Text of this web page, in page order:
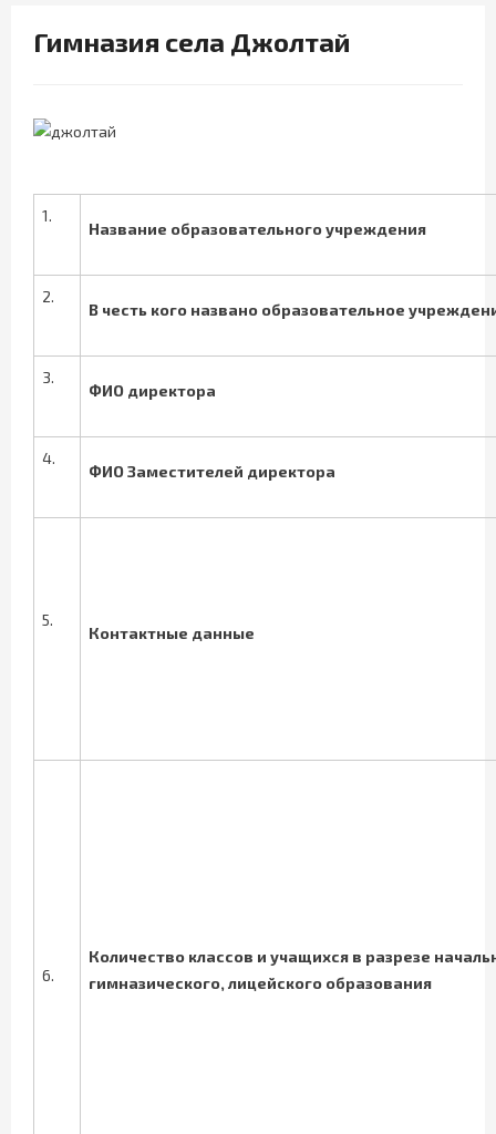
Гимназия села Джолтай
1.
Название образовательного учреждения
2.
В честь кого названо образовательное
3.
ФИО директора
4.
ФИО Заместителей директора
5.
Контактные данные
6.
Количество классов и учащихся в разрезе
гимназического, лицейского образования